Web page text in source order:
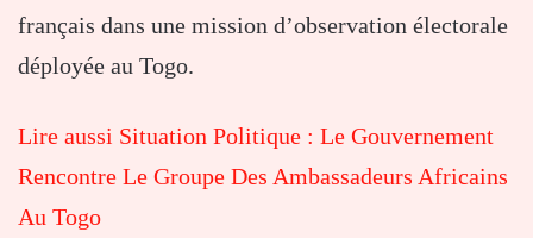
français dans une mission d’observation électorale
déployée au Togo.
Lire aussi Situation Politique : Le Gouvernement
Rencontre Le Groupe Des Ambassadeurs Africains
Au Togo